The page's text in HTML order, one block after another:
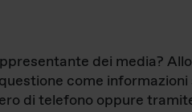
dei media?
come
di telefono oppure